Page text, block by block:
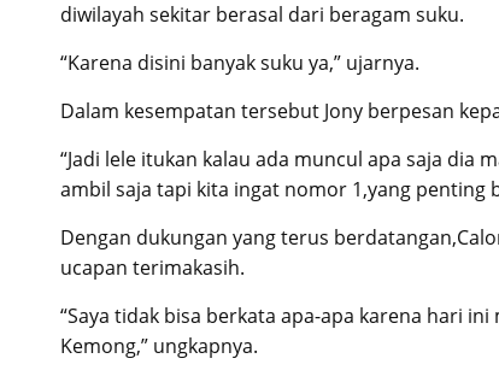
diwilayah sekitar berasal dari beragam suku.
“Karena disini banyak suku ya,” ujarnya.
Dalam kesempatan tersebut Jony berpesan
“Jadi lele itukan kalau ada muncul apa saja dia
ambil saja tapi kita ingat nomor 1,yang penting
Dengan dukungan yang terus
ucapan terimakasih.
“Saya tidak bisa berkata apa-apa karena hari
Kemong,” ungkapnya.